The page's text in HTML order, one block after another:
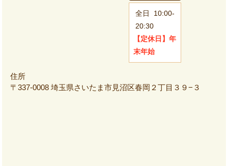
全日
10:00-
20:30
【定休日】 年
末年始
住所
〒337-0008 埼玉県さいたま市見沼区春岡２丁目３９−３